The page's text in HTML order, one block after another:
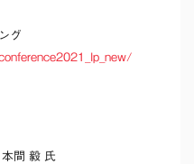
グ
間 毅 氏